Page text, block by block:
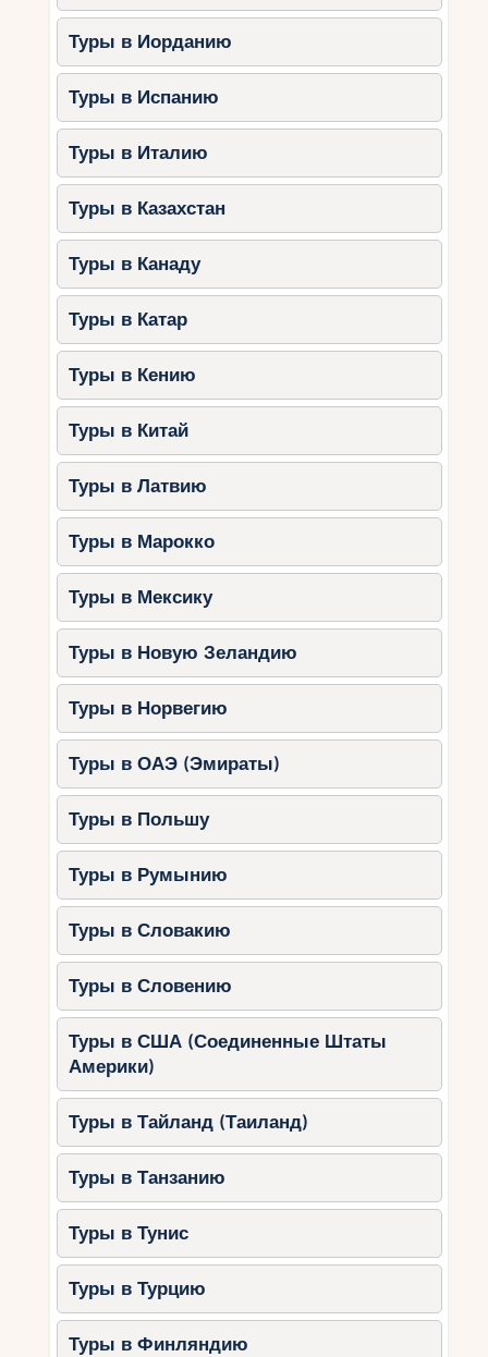
Туры в Иорданию
Туры в Испанию
Туры в Италию
Туры в Казахстан
Туры в Канаду
Туры в Катар
Туры в Кению
Туры в Китай
Туры в Латвию
Туры в Марокко
Туры в Мексику
Туры в Новую Зеландию
Туры в Норвегию
Туры в ОАЭ (Эмираты)
Туры в Польшу
Туры в Румынию
Туры в Словакию
Туры в Словению
Туры в США (Соединенные Штаты
Америки)
Туры в Тайланд (Таиланд)
Туры в Танзанию
Туры в Тунис
Туры в Турцию
Туры в Финляндию